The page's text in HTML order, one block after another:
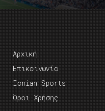
Αρχική
Επικοινωνία
Ionian Sports
Όροι Χρήσης